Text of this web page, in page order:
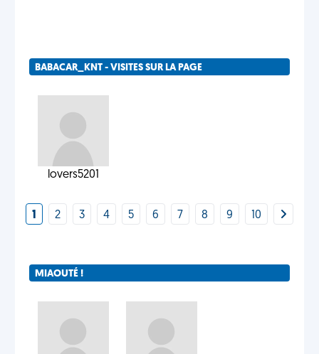
BABACAR_KNT - VISITES SUR LA PAGE
lovers5201
1 2 3 4 5 6 7 8 9 10
MIAOUTÉ !